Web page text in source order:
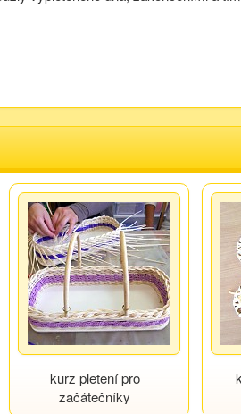
kurz pletení pro
začátečníky